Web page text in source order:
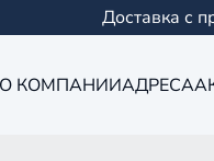
Доставка с
О КОМПАНИИАДРЕСА